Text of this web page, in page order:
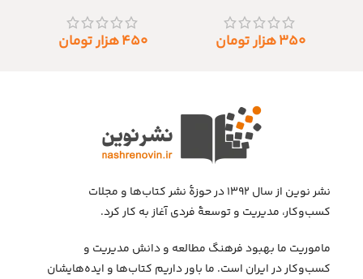
۳۵۰هزار تومان ۴۵۰هزار تومان
نشر نوین از سال ۱۳۹۲ در حوزهٔ نشر کتاب‌ها و مجلات
کسب‌وکار، مدیریت و توسعهٔ فردی آغاز به کار کرد.
ماموریت ما بهبود فرهنگ مطالعه و دانش مدیریت و
کسب‌وکار در ایران است. ما باور داریم کتاب‌ها و ایده‌هایشان